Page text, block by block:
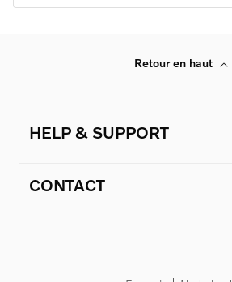
Retour en haut
HELP & SUPPORT
CONTACT